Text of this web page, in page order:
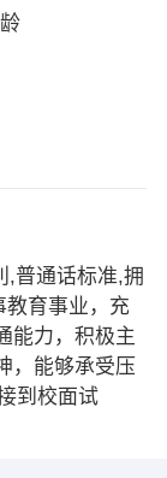
,普通话标准,拥
教育事业，充
能力，积极主
，能够承受压
到校面试